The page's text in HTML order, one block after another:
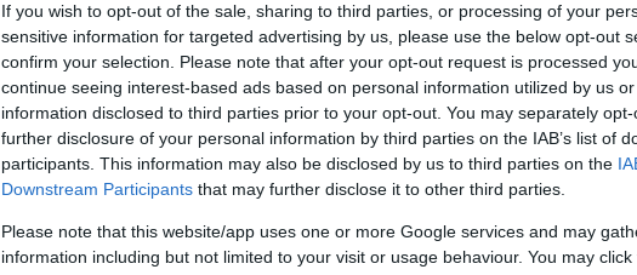
If you wish to opt-out of the sale, sharing to third parties, or processing of your
sensitive information for targeted advertising by us, please use the below opt-out
confirm your selection. Please note that after your opt-out request is processed
continue seeing interest-based ads based on personal information utilized by us
information disclosed to third parties prior to your opt-out. You may separately
further disclosure of your personal information by third parties on the IAB’s list of
participants. This information may also be disclosed by us to third parties on the
Downstream Participants that may further disclose it to other third parties.
Please note that this website/app uses one or more Google services and may
information including but not limited to your visit or usage behaviour. You may
VERONICA MONDELLI
COME DIMAGRIRE
Dimagrire da